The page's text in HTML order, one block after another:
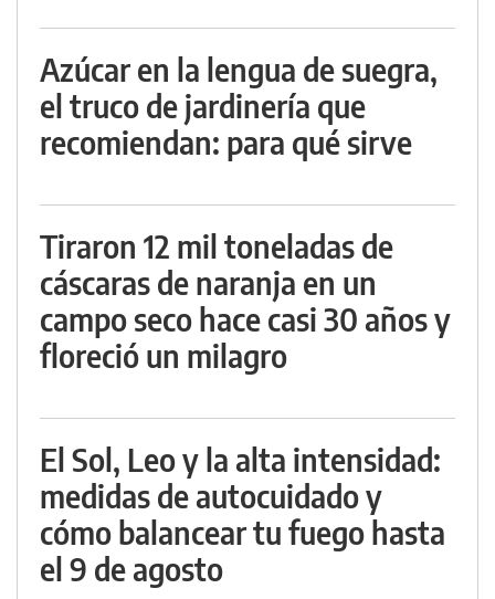
Azúcar en la lengua de suegra,
el truco de jardinería que
recomiendan: para qué sirve
Tiraron 12 mil toneladas de
cáscaras de naranja en un
campo seco hace casi 30 años y
floreció un milagro
El Sol, Leo y la alta intensidad:
medidas de autocuidado y
cómo balancear tu fuego hasta
el 9 de agosto